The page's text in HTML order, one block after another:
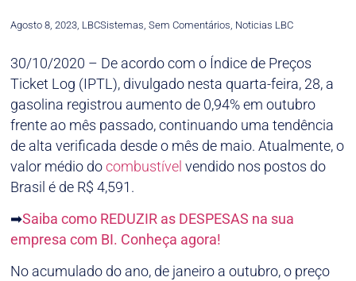
Agosto 8, 2023, LBCSistemas, Sem Comentários, Noticias LBC
30/10/2020 – De acordo com o Índice de Preços
Ticket Log (IPTL), divulgado nesta quarta-feira, 28, a
gasolina registrou aumento de 0,94% em outubro
frente ao mês passado, continuando uma tendência
de alta verificada desde o mês de maio. Atualmente, o
valor médio docombustível vendido nos postos do
Brasil é de R$ 4,591.
➡Saiba como REDUZIR as DESPESAS na sua
empresa com BI. Conheça agora!
No acumulado do ano, de janeiro a outubro, o preço